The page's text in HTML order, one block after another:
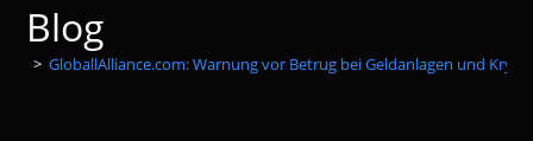
Blog
> GloballAlliance.com: Warnung vor Betrug bei Geldanlagen und